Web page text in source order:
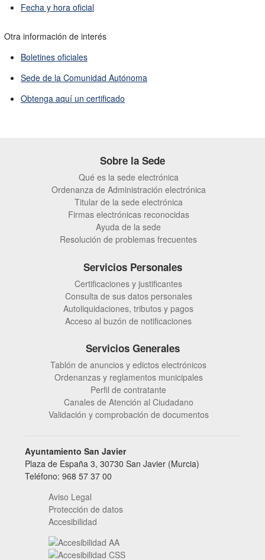
Fecha y hora oficial
Otra información de interés
Boletines oficiales
Sede de la Comunidad Autónoma
Obtenga aquí un certificado
Sobre la Sede
Qué es la sede electrónica
Ordenanza de Administración electrónica
Titular de la sede electrónica
Firmas electrónicas reconocidas
Ayuda de la sede
Resolución de problemas frecuentes
Servicios Personales
Certificaciones y justificantes
Consulta de sus datos personales
Autoliquidaciones, tributos y pagos
Acceso al buzón de notificaciones
Servicios Generales
Tablón de anuncios y edictos electrónicos
Ordenanzas y reglamentos municipales
Perfil de contratante
Canales de Atención al Ciudadano
Validación y comprobación de documentos
Ayuntamiento San Javier
Plaza de España 3, 30730 San Javier (Murcia)
Teléfono: 968 57 37 00
Aviso Legal
Protección de datos
Accesibilidad